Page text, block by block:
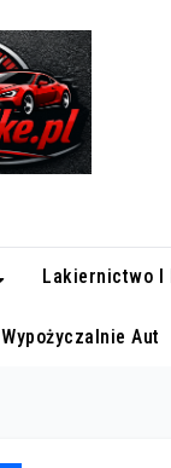
Lakiernictwo I
Wypożyczalnie Aut